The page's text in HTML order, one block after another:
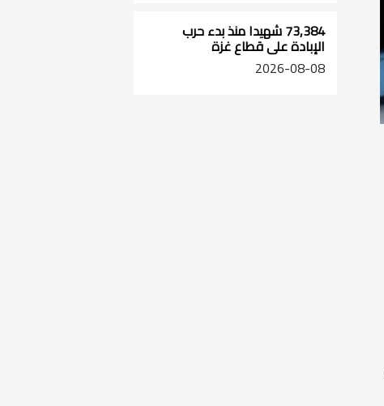
73,384 شهيدا منذ بدء حرب
الإبادة على قطاع غزة
2026-08-08